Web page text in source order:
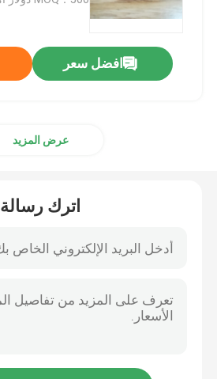
غسالة ختم
بتف شقة غسالة
افضل سعر
عرض المزيد
اترك رسالة